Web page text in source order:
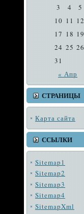
« Апр
3
4 5
10 11 12
17 18 19
24 25 26
31
СТРАНИЦЫ
Карта сайта
ССЫЛКИ
Sitemap1
Sitemap2
Sitemap3
Sitemap4
SitemapXml